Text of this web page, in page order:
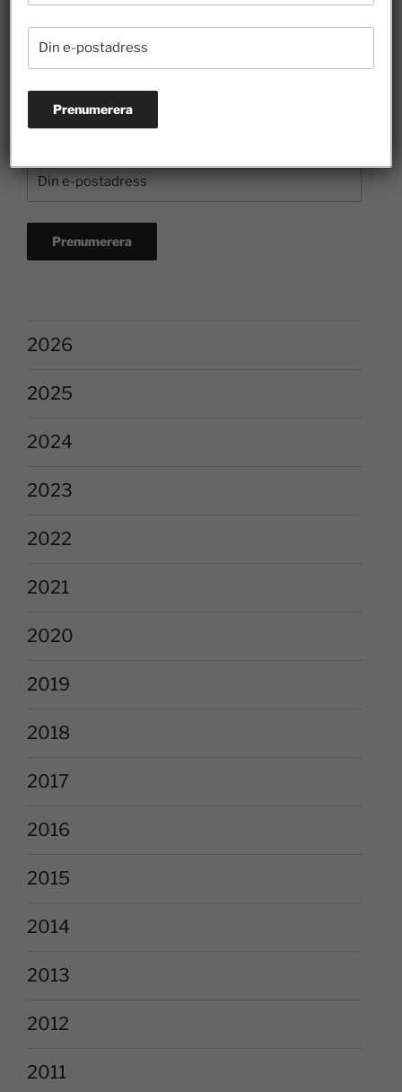
2026
2025
2024
2023
2022
2021
2020
2019
2018
2017
2016
2015
2014
2013
2012
2011